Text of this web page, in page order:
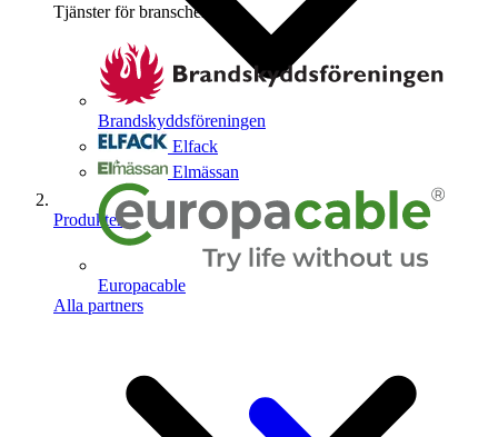
Tjänster för branschen
Brandskyddsföreningen
Elfack
Elmässan
Europacable
Alla partners
Produkter